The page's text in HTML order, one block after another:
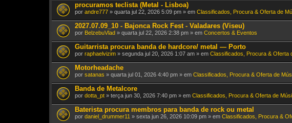
procuramos teclista (Metal - Lisboa)
por andre777 » quarta jul 22, 2026 5:09 pm » em Classificados, Procura & Oferta de
2027.07.09_10 - Bajonca Rock Fest - Valadares (Viseu)
por BelzebuVlad » quarta jul 22, 2026 2:38 pm » em Concertos & Eventos
Guitarrista procura banda de hardcore/ metal — Porto
por raphaelvizim » segunda jul 20, 2026 1:07 am » em Classificados, Procura & Oferta
Motorheadache
por satanas » quarta jul 01, 2026 4:40 pm » em Classificados, Procura & Oferta de
Banda de Metalcore
por dotta_pt » terça jun 30, 2026 7:40 pm » em Classificados, Procura & Oferta de
Baterista procura membros para banda de rock ou metal
por daniel_drummer11 » sexta jun 26, 2026 10:09 pm » em Classificados, Procura &